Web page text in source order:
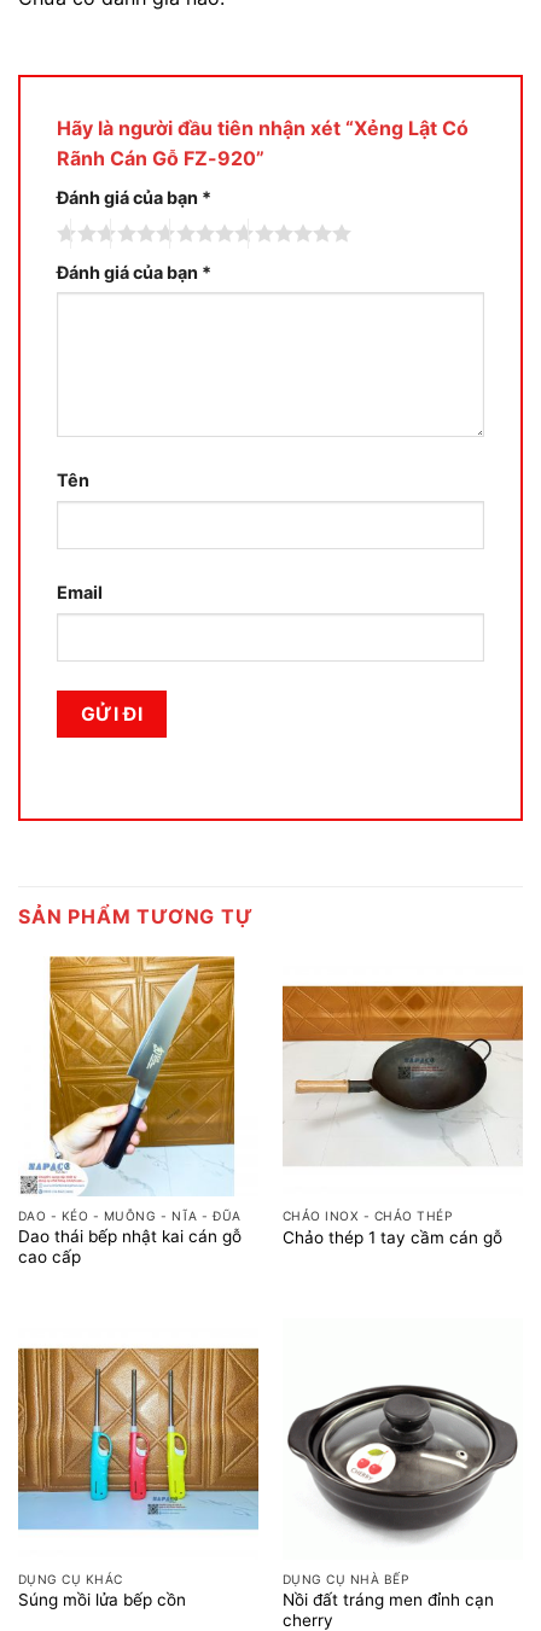
Hãy là người đầu tiên nhận xét “Xẻng Lật Có
Rãnh Cán Gỗ FZ-920”
Đánh giá của bạn *
Đánh giá của bạn *
Tên
Email
SẢN PHẨM TƯƠNG TỰ
DAO - KÉO - MUỖNG - NĨA - ĐŨA
Dao thái bếp nhật kai cán gỗ
cao cấp
CHẢO INOX - CHẢO THÉP
Chảo thép 1 tay cầm cán gỗ
DỤNG CỤ KHÁC
Súng mồi lửa bếp cồn
DỤNG CỤ NHÀ BẾP
Nồi đất tráng men đỉnh cạn
cherry